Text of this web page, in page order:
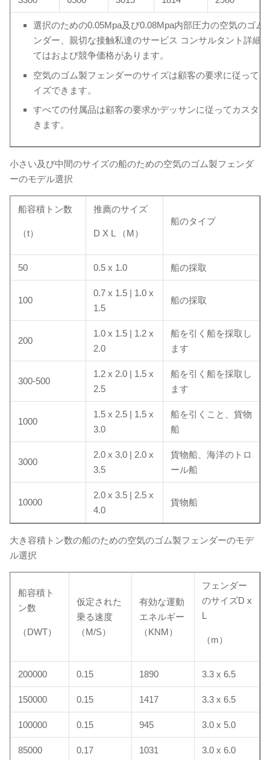
選択のための0.05Mpa及び0.08Mpa内部圧力の空気のゴム
ンダー、親切な接触私達のサービス コンサルタント詳細
てはおよび競争価格があります。
空気のゴム製フェンダーのサイズは顧客の要求に従って
イズできます。
すべての付属品は顧客の要求かデッサンに従ってカスタ
きます。
小さい及び中間のサイズの船のための空気のゴム製フェンダ
ーのモデル選択
船容積トン数
（t）
推薦のサイズ
D X L （M）
船のタイプ
50 0.5 x 1.0 船の採取
100
0.7 x 1.5 | 1.0 x
1.5
船の採取
200
1.0 x 1.5 | 1.2 x
2.0
船を引く船を採取し
ます
300-500
1.2 x 2.0 | 1.5 x
2.5
船を引く船を採取し
ます
1000
1.5 x 2.5 | 1.5 x
3.0
船を引くこと、貨物
船
3000
2.0 x 3.0 | 2.0 x
3.5
貨物船、海洋のトロ
ール船
10000
2.0 x 3.5 | 2.5 x
4.0
貨物船
大き容積トン数の船のための空気のゴム製フェンダーのモデ
ル選択
船容積ト
ン数
（DWT）
仮定された
乗る速度
（M/S）
有効な運動
エネルギー
（KNM）
フェンダー
のサイズD x
L
（m）
200000 0.15 1890 3.3 x 6.5
150000 0.15 1417 3.3 x 6.5
100000 0.15 945 3.0 x 5.0
85000 0.17 1031 3.0 x 6.0